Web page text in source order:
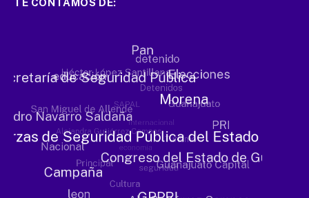
TE CONTAMOS DE: